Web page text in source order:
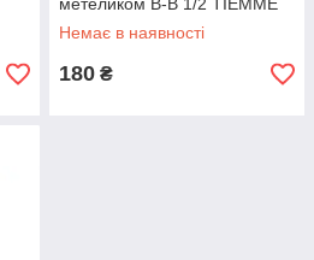
Немає в наявності
180 ₴